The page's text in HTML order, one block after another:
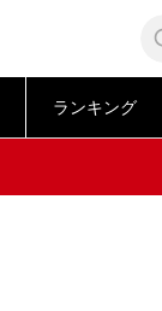
ランキング